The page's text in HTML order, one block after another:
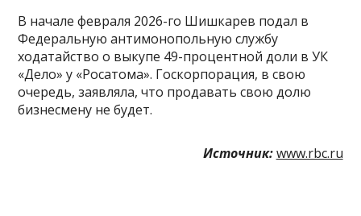
В начале февраля 2026-го Шишкарев подал в
Федеральную антимонопольную службу
ходатайство о выкупе 49-процентной доли в УК
«Дело» у «Росатома». Госкорпорация, в свою
очередь, заявляла, что продавать свою долю
бизнесмену не будет.
Источник: www.rbc.ru